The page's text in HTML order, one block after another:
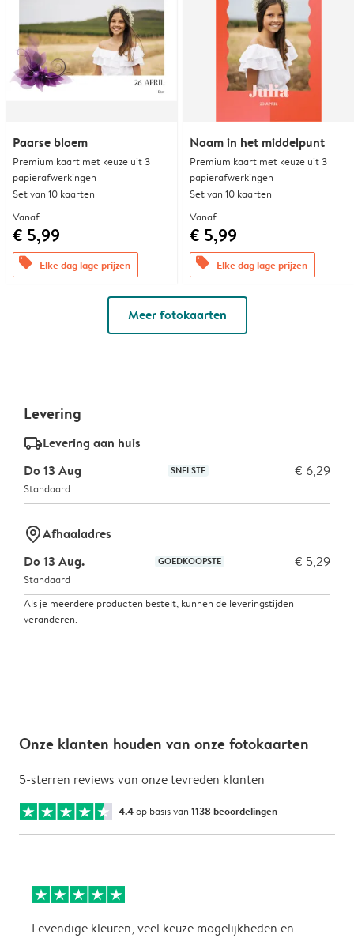
Paarse bloem
Premium kaart met keuze uit 3
papierafwerkingen
Set van 10 kaarten
Vanaf
€ 5,99
offers Elke dag lage prijzen
Naam in het middelpunt
Premium kaart met keuze uit 3
papierafwerkingen
Set van 10 kaarten
Vanaf
€ 5,99
offers Elke dag lage prijzen
Meer fotokaarten
Levering
delivery_standard_v2Levering aan huis
Do 13 Aug
SNELSTE € 6,29
Standaard
marker-pinAfhaaladres
Do 13 Aug.
GOEDKOOPSTE € 5,29
Standaard
Als je meerdere producten bestelt, kunnen de leveringstijden
veranderen.
Onze klanten houden van onze fotokaarten
5-sterren reviews van onze tevreden klanten
4.4op basis van 1138 beoordelingen
Levendige kleuren, veel keuze mogelijkheden en